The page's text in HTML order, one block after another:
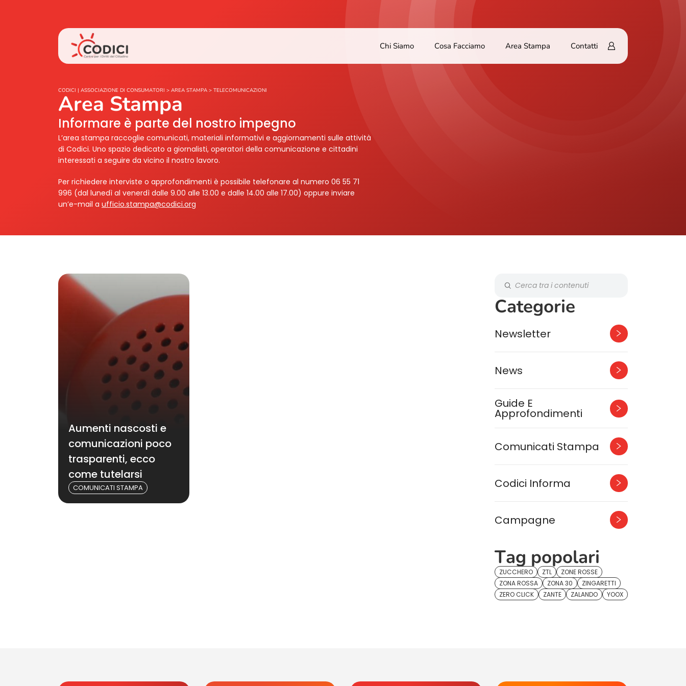
Chi Siamo Cosa Facciamo Area Stampa Contatti
CODICI | ASSOCIAZIONE DI CONSUMATORI > AREA STAMPA > TELECOMUNICAZIONI
Area Stampa
Informare è parte del nostro impegno
L’area stampa raccoglie comunicati, materiali informativi e aggiornamenti sulle attività
di Codici. Uno spazio dedicato a giornalisti, operatori della comunicazione e cittadini
interessati a seguire da vicino il nostro lavoro.
Per richiedere interviste o approfondimenti è possibile telefonare al numero 06 55 71
996 (dal lunedì al venerdì dalle 9.00 alle 13.00 e dalle 14.00 alle 17.00) oppure inviare
un’e-mail a ufficio.stampa@codici.org
Aumenti nascosti e
comunicazioni poco
trasparenti, ecco
come tutelarsi
COMUNICATI STAMPA
Categorie
Newsletter
News
Guide E
Approfondimenti
Comunicati Stampa
Codici Informa
Campagne
Tag popolari
ZUCCHERO ZTL
ZONE ROSSE
ZONA ROSSA
ZONA 30
ZINGARETTI
ZERO CLICK
ZANTE ZALANDO YOOX